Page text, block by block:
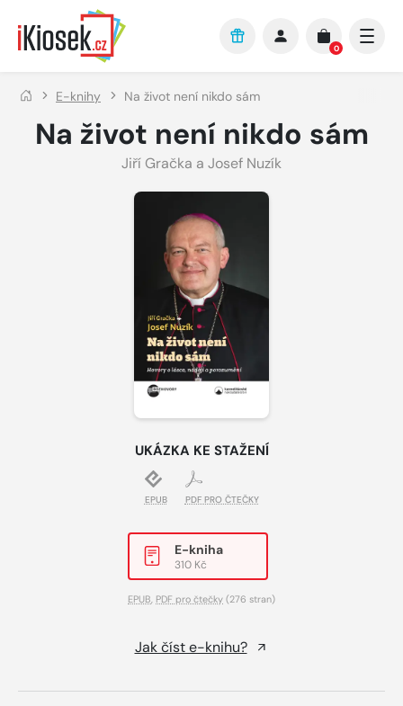
Přejít na hlavní obsah
0
E-knihy Na život není nikdo sám
Na život není nikdo sám
Jiří Gračka a Josef Nuzík
UKÁZKA KE STAŽENÍ
EPUB PDF PRO ČTEČKY
E-kniha
310 Kč
EPUB PDF pro čtečky (276 stran)
Jak číst e-knihu?